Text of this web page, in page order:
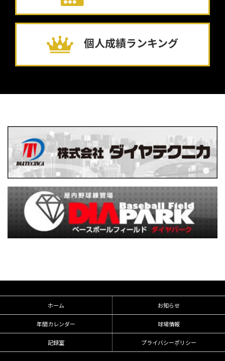
個人成績ランキング
ホーム お知らせ
年間カレンダー 球場情報
記録室 プライバシーポリシー